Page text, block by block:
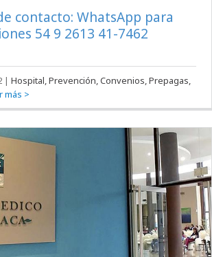
contacto: WhatsApp para
54 9 2613 41-7462
|Hospital, Prevención, Convenios, Prepagas,
más >